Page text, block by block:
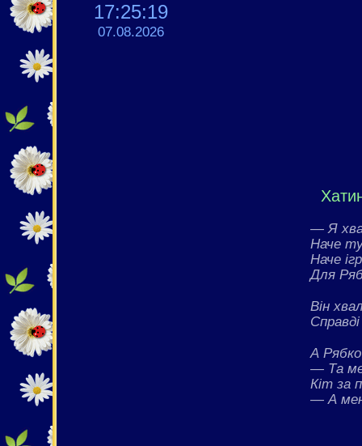
17:25:20
07.08.2026
— Я
Наче
Наче
Для
Він
А Рябко
— Та
Кіт за
— А